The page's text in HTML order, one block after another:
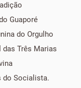
Guaporé
do Orgulho
das Três Marias
do Socialista.